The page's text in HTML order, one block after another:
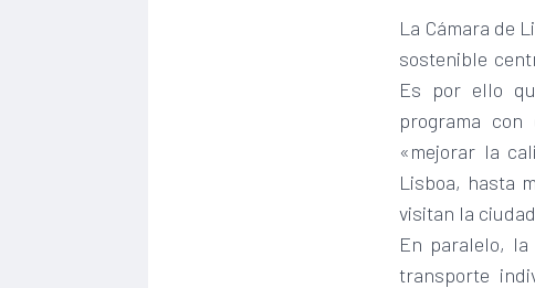
La Cámara de
sostenible
Es por ello
programa
«mejorar la
Lisboa, hasta
visitan la
En paralelo,
transporte